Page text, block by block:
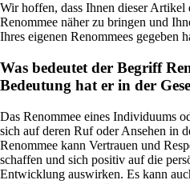
Wir hoffen, dass Ihnen dieser Artikel
Renommee näher zu bringen und
Ihres eigenen Renommees gegeben
Was bedeutet der Begriff
Bedeutung hat er in der
Das Renommee eines Individuums
sich auf deren Ruf oder Ansehen in
Renommee kann Vertrauen und
schaffen und sich positiv auf die
Entwicklung auswirken. Es kann